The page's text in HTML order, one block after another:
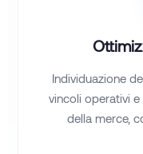
Individuazione
vincoli operativi
della merce,